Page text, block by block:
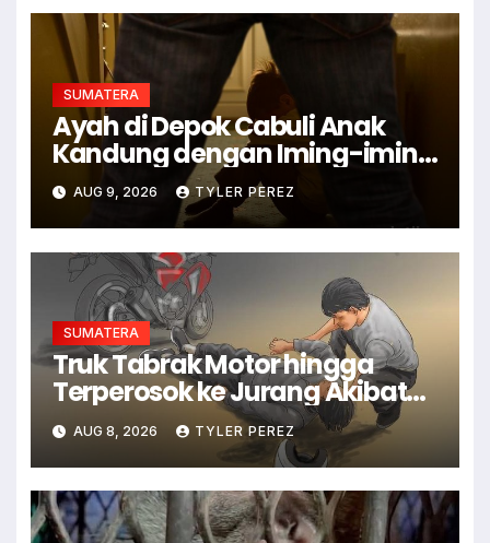
SUMATERA
Ayah di Depok Cabuli Anak
Kandung dengan Iming-iming
Uang Rp 200 Ribu
AUG 9, 2026 TYLER PEREZ
SUMATERA
Truk Tabrak Motor hingga
Terperosok ke Jurang Akibat
Remblong, 2 Orang Tewas
AUG 8, 2026 TYLER PEREZ